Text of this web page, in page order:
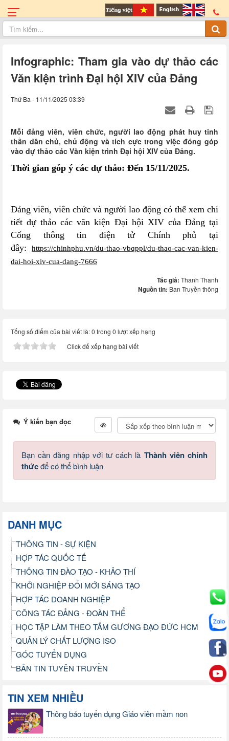
Infographic: Tham gia vào dự thảo các
Văn kiện trình Đại hội XIV của Đảng
Thứ Ba - 11/11/2025 03:39
Mỗi đảng viên, viên chức, người lao động phát huy tinh
thần dân chủ, chủ động và tích cực trong việc đóng góp
vào dự thảo các Văn kiện trình Đại hội XIV của Đảng.
Thời gian góp ý các dự thảo: Đến 15/11/2025.
Đảng viên, viên chức và người lao động có thể xem chi
tiết dự thảo các văn kiện Đại hội XIV của Đảng tại
Cổng thông tin điện tử Chính phủ tại
đây:
https://chinhphu.vn/du-thao-vbqppl/du-thao-cac-van-kien-
dai-hoi-xiv-cua-dang-7666
Tác giả: Thanh Thanh
Nguồn tin: Ban Truyền thông
Tổng số điểm của bài viết là: 0 trong 0 lượt xếp hạng
Click để xếp hạng bài viết
Ý kiến bạn đọc
Bạn cần đăng nhập với tư cách là Thành viên chính
thứcđể có thể bình luận
DANH MỤC
THÔNG TIN - SỰ KIỆN
HỢP TÁC QUỐC TẾ
THÔNG TIN ĐÀO TẠO - KHẢO THÍ
KHỞI NGHIỆP ĐỔI MỚI SÁNG TẠO
HỢP TÁC DOANH NGHIỆP
CÔNG TÁC ĐẢNG - ĐOÀN THỂ
HỌC TẬP LÀM THEO TẤM GƯƠNG ĐẠO ĐỨC HCM
QUẢN LÝ CHẤT LƯỢNG ISO
GÓC TUYỂN DỤNG
BẢN TIN TUYÊN TRUYỀN
TIN XEM NHIỀU
Thông báo tuyển dụng Giáo viên mầm non